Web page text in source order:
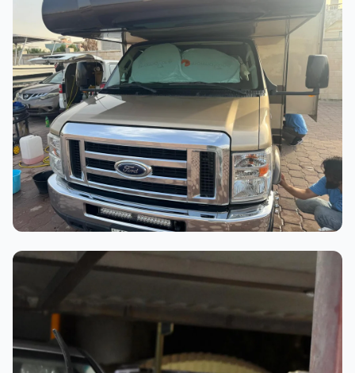
عملية الغسيل